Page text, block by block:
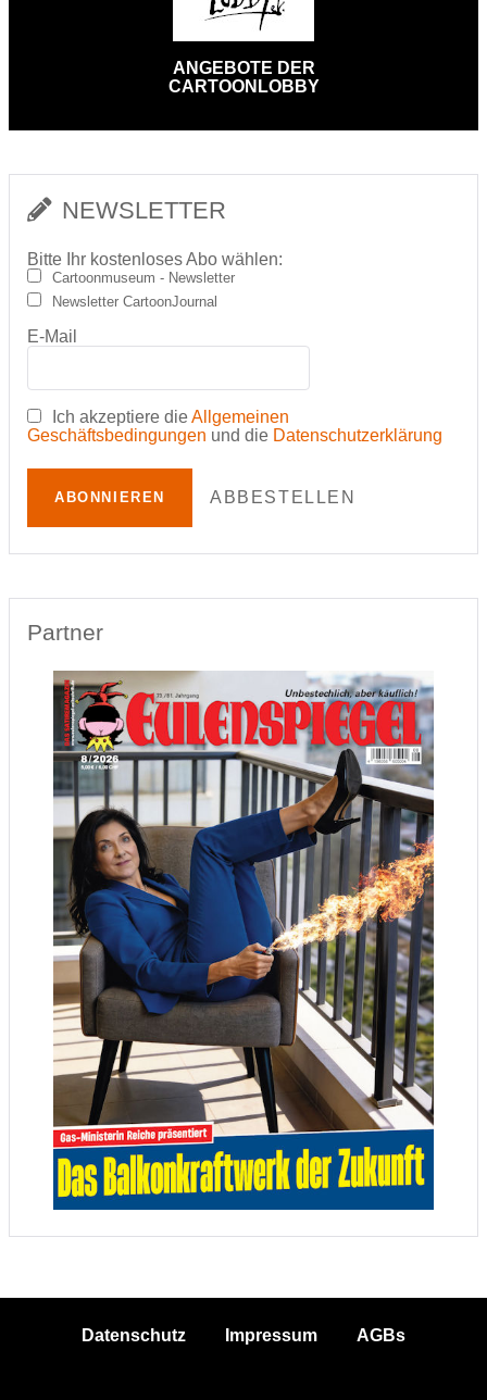
ANGEBOTE DER
CARTOONLOBBY
NEWSLETTER
Bitte Ihr kostenloses Abo wählen:
Cartoonmuseum - Newsletter
Newsletter CartoonJournal
E-Mail
Ich akzeptiere dieAllgemeinen
Geschäftsbedingungen und die Datenschutzerklärung
ABONNIEREN ABBESTELLEN
Partner
Datenschutz Impressum AGBs